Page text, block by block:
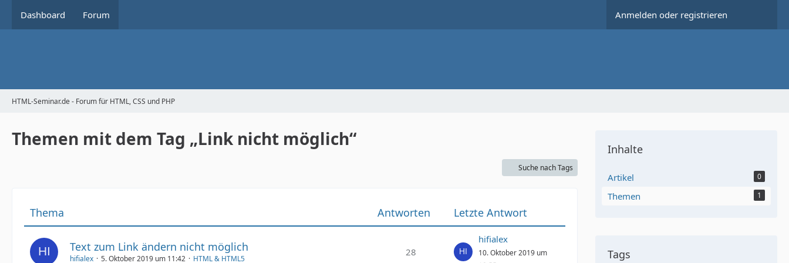
Dashboard Forum Anmelden oder registrieren
HTML-Seminar.de - Forum für HTML, CSS und PHP
Themen mit dem Tag „Link nicht möglich“
Suche nach Tags
Thema Antworten Letzte Antwort
Text zum Link ändern nicht möglich
hifialex 5. Oktober 2019 um 11:42 HTML & HTML5
28
hifialex
10. Oktober 2019 um
Inhalte
Artikel 0
Themen 1
Tags